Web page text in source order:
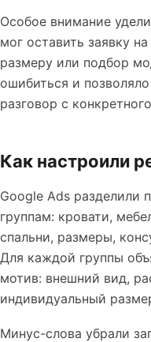
Особое внимание
мог оставить заявку
размеру или подбор
ошибиться и
разговор с
Как настроили
Google Ads разделили
группам: кровати,
спальни, размеры,
Для каждой группы
мотив: внешний вид,
индивидуальный
Минус-слова убрали